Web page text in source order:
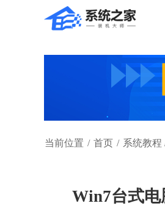
当前位置 / 首页 / 系统教程
Win7台式电